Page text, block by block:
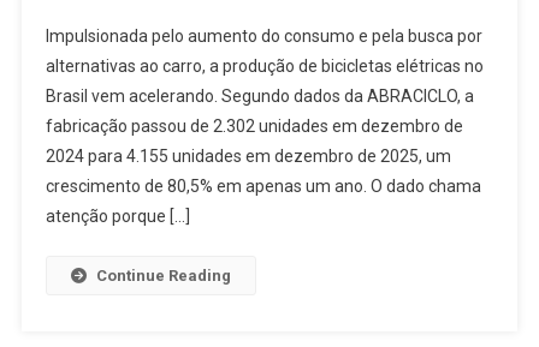
Impulsionada pelo aumento do consumo e pela busca por
alternativas ao carro, a produção de bicicletas elétricas no
Brasil vem acelerando. Segundo dados da ABRACICLO, a
fabricação passou de 2.302 unidades em dezembro de
2024 para 4.155 unidades em dezembro de 2025, um
crescimento de 80,5% em apenas um ano. O dado chama
atenção porque […]
Continue Reading